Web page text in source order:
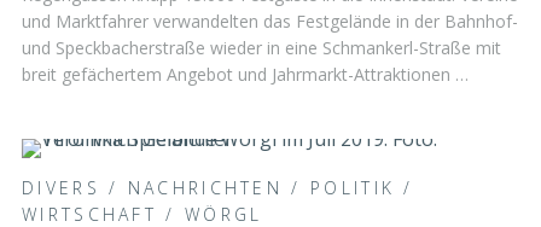
und Marktfahrer verwandelten das Festgelände in der Bahnhof-
und Speckbacherstraße wieder in eine Schmankerl-Straße mit
breit gefächertem Angebot und Jahrmarkt-Attraktionen …
DIVERS / NACHRICHTEN / POLITIK /
WIRTSCHAFT / WÖRGL